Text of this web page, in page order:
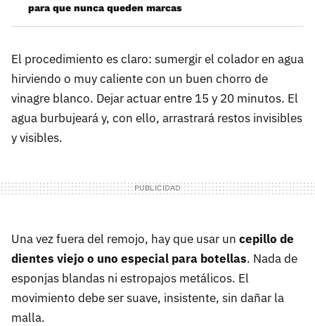
para que nunca queden marcas
El procedimiento es claro: sumergir el colador en agua
hirviendo o muy caliente con un buen chorro de
vinagre blanco. Dejar actuar entre 15 y 20 minutos. El
agua burbujeará y, con ello, arrastrará restos invisibles
y visibles.
Una vez fuera del remojo, hay que usar un cepillo de
dientes viejo o uno especial para botellas. Nada de
esponjas blandas ni estropajos metálicos. El
movimiento debe ser suave, insistente, sin dañar la
malla.